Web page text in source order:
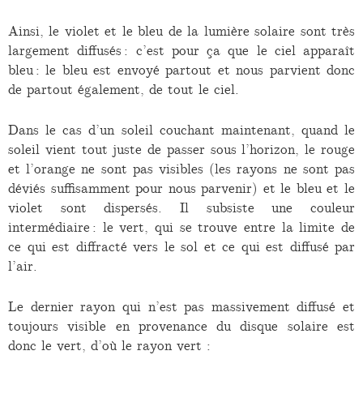
Ainsi, le violet et le bleu de la lumière solaire sont très
largement diffusés : c’est pour ça que le ciel apparaît
bleu : le bleu est envoyé partout et nous parvient donc
de partout également, de tout le ciel.
Dans le cas d’un soleil couchant maintenant, quand le
soleil vient tout juste de passer sous l’horizon, le rouge
et l’orange ne sont pas visibles (les rayons ne sont pas
déviés suffisamment pour nous parvenir) et le bleu et le
violet sont dispersés. Il subsiste une couleur
intermédiaire : le vert, qui se trouve entre la limite de
ce qui est diffracté vers le sol et ce qui est diffusé par
l’air.
Le dernier rayon qui n’est pas massivement diffusé et
toujours visible en provenance du disque solaire est
donc le vert, d’où le rayon vert :